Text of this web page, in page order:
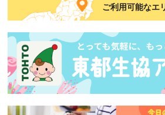
ご利用可能なエ